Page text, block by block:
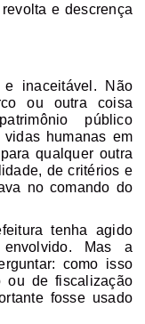
e descrença
e inaceitável . Não
ou outra coisa
público
humanas em
qualquer outra
de critérios e
no comando do
tenha agido
Mas a
como isso
ou de fiscalização
fosse usado